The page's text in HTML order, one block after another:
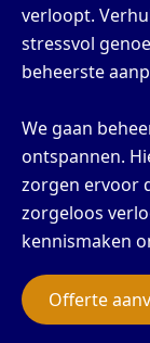
verloopt.
stressvol
beheerste
We gaan
ontspannen.
zorgen ervoor
zorgeloos
kennismaken
Offerte